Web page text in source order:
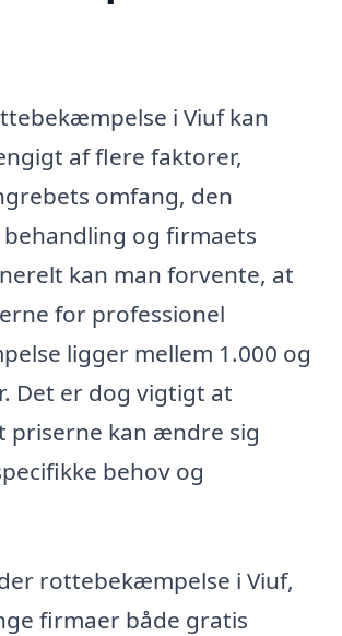
i Viuf kan
af flere faktorer,
omfang, den
og firmaets
kan man forvente, at
for professionel
ligger mellem 1.000 og
Det er dog vigtigt at
priserne kan ændre sig
behov og
rottebekæmpelse i Viuf,
firmaer både gratis